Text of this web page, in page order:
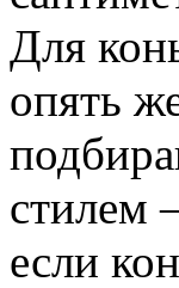
Для
опять
стилем
если